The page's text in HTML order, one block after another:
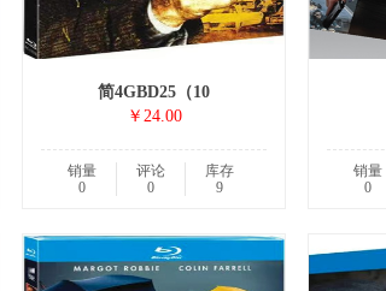
简4GBD25（10
￥24.00
销量
0
评论
0
库存
9
销量
0